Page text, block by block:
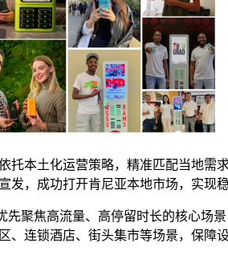
托本土化运营策略，精准匹配当地
发，成功打开肯尼亚本地市场，实现
聚焦高流量、高停留时长的核心场
、连锁酒店、街头集市等场景，保障